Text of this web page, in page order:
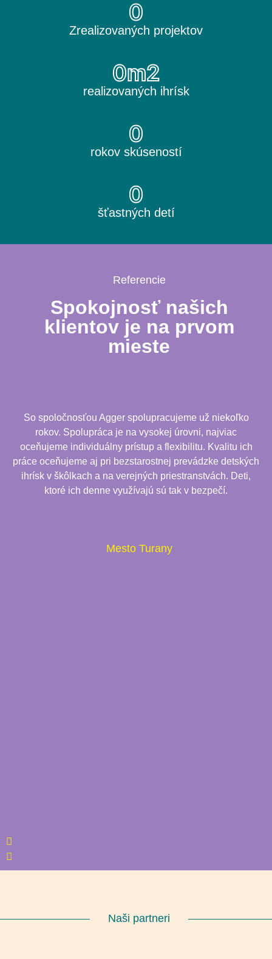
Zrealizovaných projektov
0
realizovaných ihrísk
0m2
rokov skúseností
0
šťastných detí
0
Referencie
Spokojnosť našich
klientov je na prvom
mieste
So spoločnosťou Agger spolupracujeme už niekoľko
rokov. Spolupráca je na vysokej úrovni, najviac
oceňujeme individuálny prístup a flexibilitu. Kvalitu ich
práce oceňujeme aj pri bezstarostnej prevádzke detských
ihrísk v škôlkach a na verejných priestranstvách. Deti,
ktoré ich denne využívajú sú tak v bezpečí.
Mesto Turany
Naši partneri